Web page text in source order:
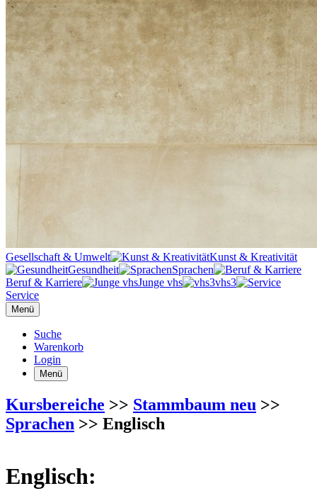
Gesellschaft & Umwelt
Kunst & Kreativität
Gesundheit
Sprachen
Beruf & Karriere
Junge vhs
vhs3
Service
Menü
Suche
Warenkorb
Login
Menü
Kursbereiche >> Stammbaum neu >>
Sprachen >> Englisch
Englisch: